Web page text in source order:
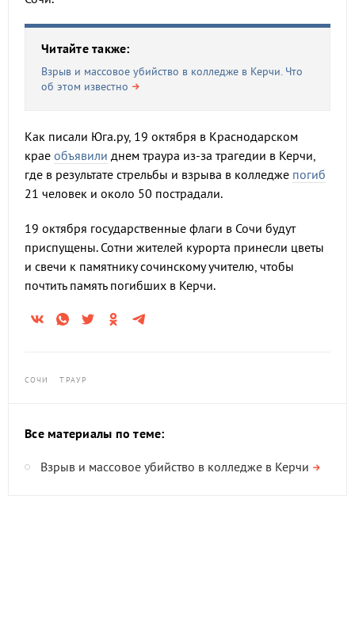
Читайте также:
Взрыв и массовое убийство в колледже в Керчи. Что
об этом известно
Как писали Юга.ру, 19 октября в Краснодарском
крае объявили днем траура из-за трагедии в Керчи,
где в результате стрельбы и взрыва в колледже погиб
21 человек и около 50 пострадали.
19 октября государственные флаги в Сочи будут
приспущены. Сотни жителей курорта принесли цветы
и свечи к памятнику сочинскому учителю, чтобы
почтить память погибших в Керчи.
СОЧИ ТРАУР
Все материалы по теме:
Взрыв и массовое убийство в колледже в Керчи